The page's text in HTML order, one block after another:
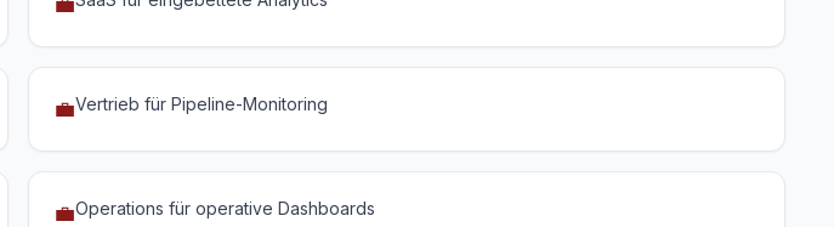
💼Vertrieb für Pipeline-Monitoring
💼Operations für operative Dashboards